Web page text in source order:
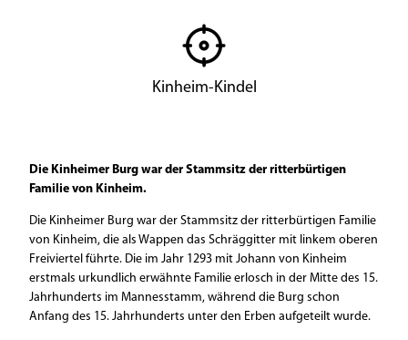
Kinheim-Kindel
Die Kinheimer Burg war der Stammsitz der ritterbürtigen
Familie von Kinheim.
Die Kinheimer Burg war der Stammsitz der ritterbürtigen Familie
von Kinheim, die als Wappen das Schräggitter mit linkem oberen
Freiviertel führte. Die im Jahr 1293 mit Johann von Kinheim
erstmals urkundlich erwähnte Familie erlosch in der Mitte des 15.
Jahrhunderts im Mannesstamm, während die Burg schon
Anfang des 15. Jahrhunderts unter den Erben aufgeteilt wurde.